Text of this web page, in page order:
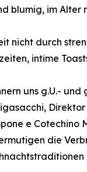
blumig, im
nicht durch
intime
uns g.U.-
e Cotechino
die